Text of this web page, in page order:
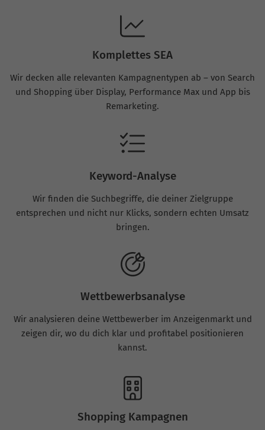
Komplettes SEA
Wir decken alle relevanten Kampagnentypen ab – von Search
und Shopping über Display, Performance Max und App bis
Remarketing.
Keyword-Analyse
Wir finden die Suchbegriffe, die deiner Zielgruppe
entsprechen und nicht nur Klicks, sondern echten Umsatz
bringen.
Wettbewerbsanalyse
Wir analysieren deine Wettbewerber im Anzeigenmarkt und
zeigen dir, wo du dich klar und profitabel positionieren
kannst.
Shopping Kampagnen